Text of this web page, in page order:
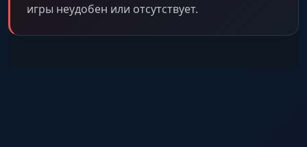
игры неудобен или отсутствует.